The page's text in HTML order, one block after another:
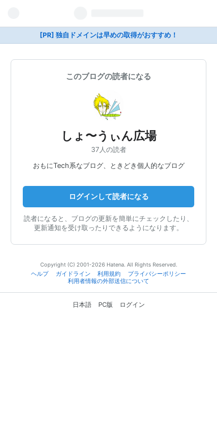
[PR] 独自ドメインは早めの取得がおすすめ！
このブログの読者になる
しょ〜うぃん広場
37人の読者
おもにTech系なブログ、ときどき個人的なブログ
ログインして読者になる
読者になると、ブログの更新を簡単にチェックしたり、
更新通知を受け取ったりできるようになります。
Copyright (C) 2001-2026 Hatena. All Rights Reserved.
ヘルプ
ガイドライン 利用規約
プライバシーポリシー
利用者情報の外部送信について
日本語 PC版 ログイン